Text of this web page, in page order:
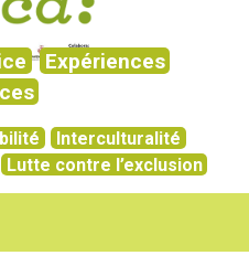
Expériences
Interculturalité
Lutte contre l’exclusion